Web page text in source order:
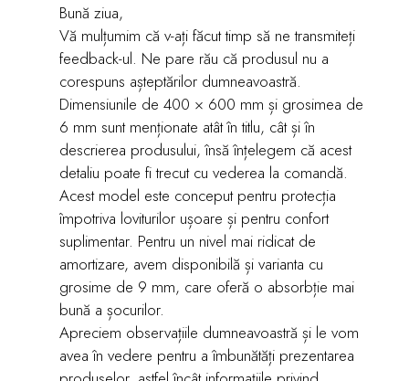
Bună ziua,
Vă mulțumim că v-ați făcut timp să ne transmiteți
feedback-ul. Ne pare rău că produsul nu a
corespuns așteptărilor dumneavoastră.
Dimensiunile de 400 × 600 mm și grosimea de
6 mm sunt menționate atât în titlu, cât și în
descrierea produsului, însă înțelegem că acest
detaliu poate fi trecut cu vederea la comandă.
Acest model este conceput pentru protecția
împotriva loviturilor ușoare și pentru confort
suplimentar. Pentru un nivel mai ridicat de
amortizare, avem disponibilă și varianta cu
grosime de 9 mm, care oferă o absorbție mai
bună a șocurilor.
Apreciem observațiile dumneavoastră și le vom
avea în vedere pentru a îmbunătăți prezentarea